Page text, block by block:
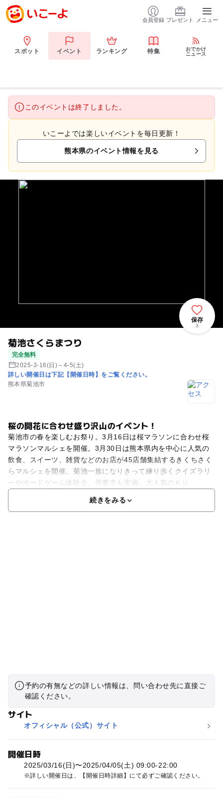
会員登録 プレゼント メニュー
スポット イベント ランキング 特集
おでかけ
ニュース
このイベントは終了しました。
いこーよでは楽しいイベントを毎日更新！
熊本県のイベント情報を見る
菊池さくらまつり
完全無料
2025-3-16(日)～4-5(土)
詳しい開催日は下記【開催日時】をご覧ください。
熊本県菊池市
保存
3
桜の開花に合わせ盛り沢山のイベント！
菊池市の春を楽しむお祭り。3月16日は桜マラソンに合わせ桜
マラソンマルシェを開催。3月30日は熊本県内を中心に人気の
飲食、スイーツ、雑貨などのお店が45店舗集結するきくちさく
らマルシェを開催。菊池一族になりきって練り歩くクイズラリ
ーやボードゲーム体験会、骨董市も実施。大人気のＫＵ
続きをみる
予約の有無などの詳しい情報は、問い合わせ先に直接ご
確認ください。
サイト
オフィシャル（公式）サイト
開催日時
2025/03/16(日)〜2025/04/05(土) 09:00-22:00
詳しい開催日は、【開催日時詳細】にて必ずご確認ください。